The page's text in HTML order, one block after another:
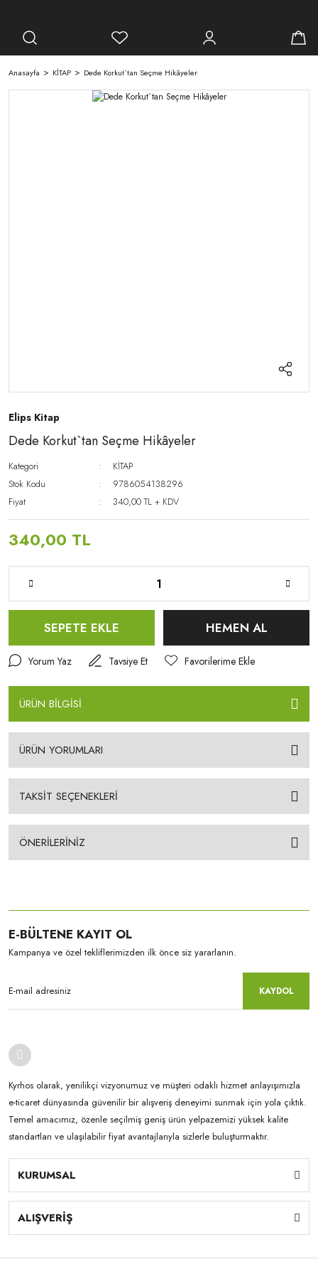
Anasayfa KİTAP Dede Korkut`tan Seçme Hikâyeler
Elips Kitap
Dede Korkut`tan Seçme Hikâyeler
Kategori
KİTAP
Stok Kodu
9786054138296
Fiyat
340,00 TL + KDV
340,00 TL
SEPETE EKLE HEMEN AL
Yorum Yaz Tavsiye Et
ÜRÜN BİLGİSİ
ÜRÜN YORUMLARI
TAKSİT SEÇENEKLERİ
ÖNERİLERİNİZ
E-BÜLTENE KAYIT OL
Kampanya ve özel tekliflerimizden ilk önce siz yararlanın.
KAYDOL
Kyrhos olarak, yenilikçi vizyonumuz ve müşteri odaklı hizmet anlayışımızla
e-ticaret dünyasında güvenilir bir alışveriş deneyimi sunmak için yola çıktık.
Temel amacımız, özenle seçilmiş geniş ürün yelpazemizi yüksek kalite
standartları ve ulaşılabilir fiyat avantajlarıyla sizlerle buluşturmaktır.
KURUMSAL
ALIŞVERİŞ